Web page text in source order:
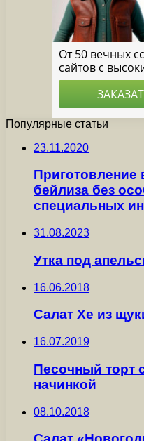
Популярные статьи
23.11.2020
Приготовление
бейлиза без
специальных
31.08.2023
Утка под
16.06.2018
Салат Хе из
16.07.2019
Песочный торт
начинкой
08.10.2018